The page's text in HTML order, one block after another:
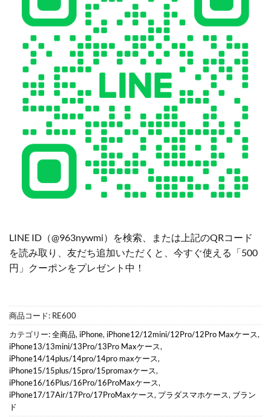
LINE ID（@963nywmi）を検索、または上記のQRコード
を読み取り、友だち追加いただくと、今すぐ使える「500
円」クーポンをプレゼント中！
商品コード: RE600
カテゴリー:全商品, iPhone, iPhone12/12mini/12Pro/12Pro Maxケース,
iPhone13/13mini/13Pro/13Pro Maxケース,
iPhone14/14plus/14pro/14pro maxケース,
iPhone15/15plus/15pro/15promaxケース,
iPhone16/16Plus/16Pro/16ProMaxケース,
iPhone17/17Air/17Pro/17ProMaxケース, プラダスマホケース, ブラン
ド